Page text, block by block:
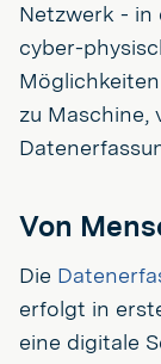
Netzwerk - in
cyber-
zu Maschine,
Von
Die
erfolgt in
eine digitale